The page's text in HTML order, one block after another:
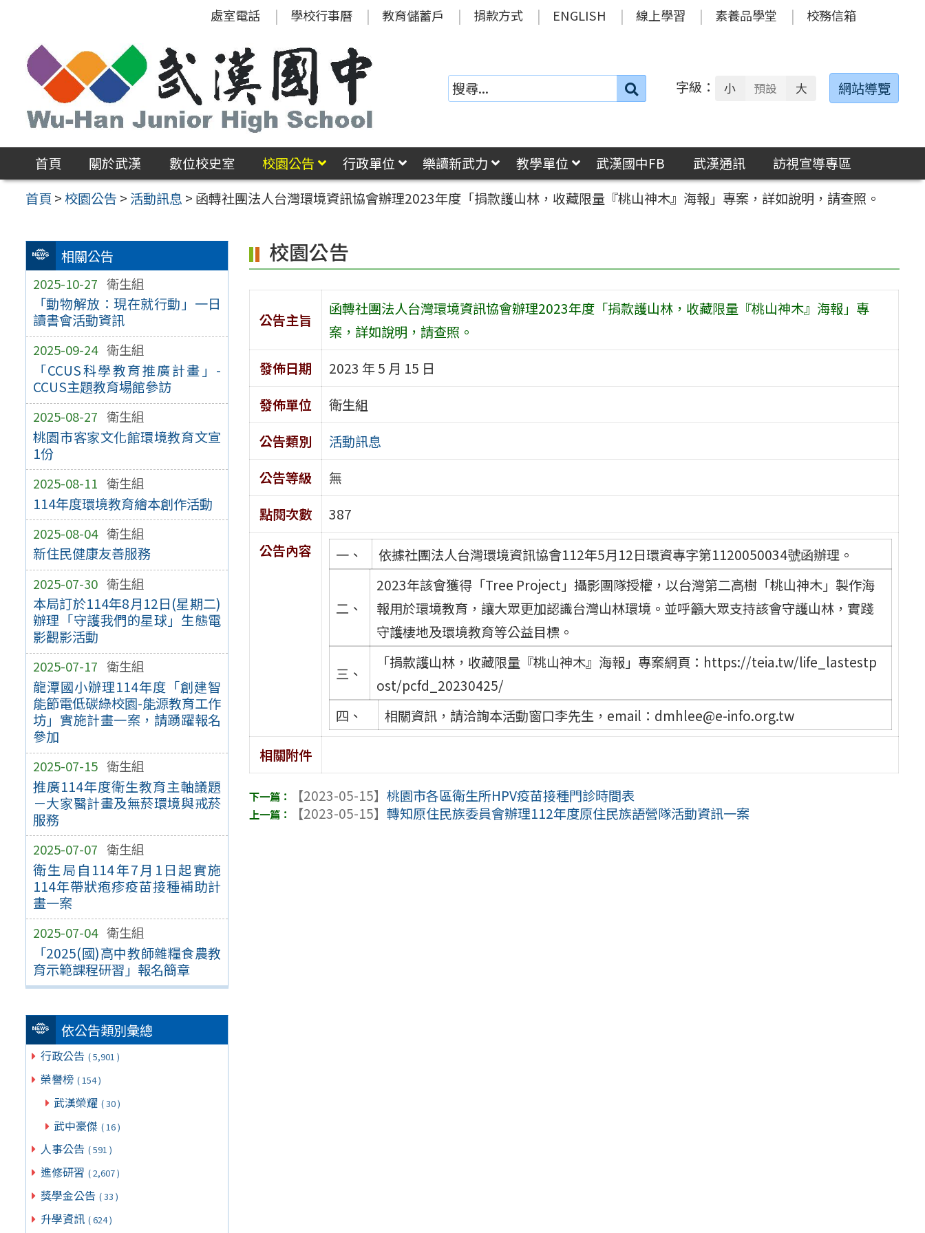
區
處室電話 學校行事曆 教育儲蓄戶 捐款方式 ENGLISH 線上學習 素養品學堂 校務信箱
搜
字級： 小 預設 大 網站導覽
首頁 關於武漢 數位校史室 校園公告 行政單位 樂讀新武力 教學單位 武漢國中FB 武漢通訊
訪視宣導專區
首頁 >校園公告 > 活動訊息 > 函轉社團法人台灣環境資訊協會辦理2023年度「捐款護山林，收藏限量『桃山神木』海報」專案，詳如說明，請查照。
相關公告
2025-10-27 衛生組
「動物解放：現在就行動」一日
讀書會活動資訊
2025-09-24 衛生組
「CCUS科學教育推廣計畫」-
CCUS主題教育場館參訪
2025-08-27 衛生組
桃園市客家文化館環境教育文宣
1份
2025-08-11 衛生組
114年度環境教育繪本創作活動
2025-08-04 衛生組
新住民健康友善服務
2025-07-30 衛生組
本局訂於114年8月12日(星期二)
辦理「守護我們的星球」生態電
影觀影活動
2025-07-17 衛生組
龍潭國小辦理114年度「創建智
能節電低碳綠校園-能源教育工作
坊」實施計畫一案，請踴躍報名
參加
2025-07-15 衛生組
推廣114年度衛生教育主軸議題
－大家醫計畫及無菸環境與戒菸
服務
2025-07-07 衛生組
衛生局自114年7月1日起實施
114年帶狀疱疹疫苗接種補助計
畫一案
2025-07-04 衛生組
「2025(國)高中教師雜糧食農教
育示範課程研習」報名簡章
依公告類別彙總
行政公告 ( 5,901 )
榮譽榜 ( 154 )
武漢榮耀 ( 30 )
武中豪傑 ( 16 )
人事公告 ( 591 )
進修研習 ( 2,607 )
獎學金公告 ( 33 )
升學資訊 ( 624 )
校園公告
公告主旨
函轉社團法人台灣環境資訊協會辦理2023年度「捐款護山林，收藏限量『桃山神木』海報」專
案，詳如說明，請查照。
發佈日期
2023 年 5 月 15 日
發佈單位
衛生組
公告類別
活動訊息
公告等級
無
點閱次數
387
公告內容
一、 依據社團法人台灣環境資訊協會112年5月12日環資專字第1120050034號函辦理。
二、
2023年該會獲得「Tree Project」攝影團隊授權，以台灣第二高樹「桃山神木」製作海
報用於環境教育，讓大眾更加認識台灣山林環境。並呼籲大眾支持該會守護山林，實踐
守護棲地及環境教育等公益目標。
三、
「捐款護山林，收藏限量『桃山神木』海報」專案網頁：https://teia.tw/life_lastestp
ost/pcfd_20230425/
四、
相關資訊，請洽詢本活動窗口李先生，email：dmhlee@e-info.org.tw
相關附件
【2023-05-15】桃園市各區衛生所HPV疫苗接種門診時間表
【2023-05-15】轉知原住民族委員會辦理112年度原住民族語營隊活動資訊一案